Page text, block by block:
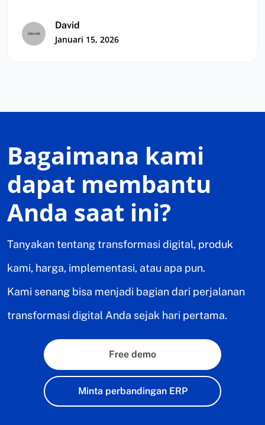
David
Januari 15, 2026
Bagaimana kami
dapat membantu
Anda saat ini?
Tanyakan tentang transformasi digital, produk
kami, harga, implementasi, atau apa pun.
Kami senang bisa menjadi bagian dari perjalanan
transformasi digital Anda sejak hari pertama.
Free demo
Minta perbandingan ERP